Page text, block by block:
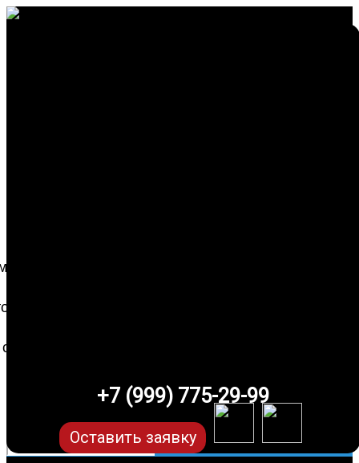
+7 (999) 775-29-99
Оставить заявку